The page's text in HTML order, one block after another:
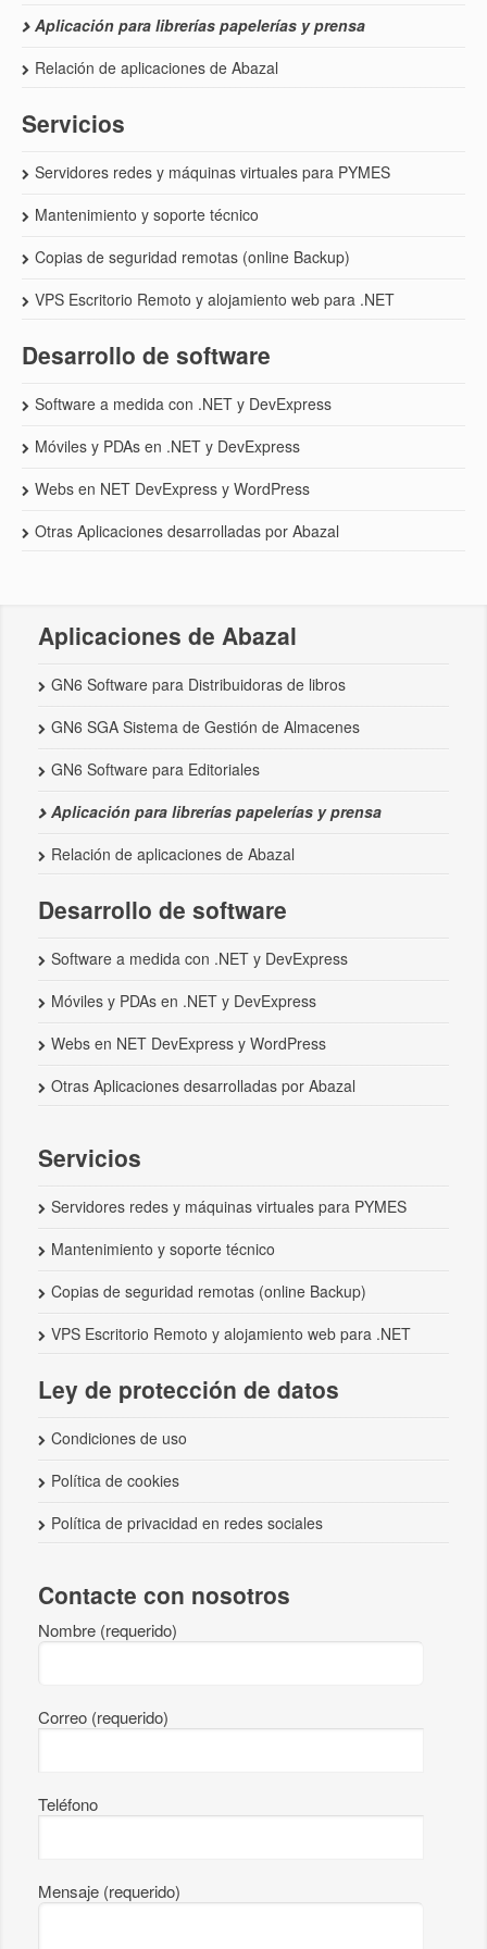
Aplicación para librerías papelerías y prensa
Relación de aplicaciones de Abazal
Servicios
Servidores redes y máquinas virtuales para PYMES
Mantenimiento y soporte técnico
Copias de seguridad remotas (online Backup)
VPS Escritorio Remoto y alojamiento web para .NET
Desarrollo de software
Software a medida con .NET y DevExpress
Móviles y PDAs en .NET y DevExpress
Webs en NET DevExpress y WordPress
Otras Aplicaciones desarrolladas por Abazal
Aplicaciones de Abazal
GN6 Software para Distribuidoras de libros
GN6 SGA Sistema de Gestión de Almacenes
GN6 Software para Editoriales
Aplicación para librerías papelerías y prensa
Relación de aplicaciones de Abazal
Desarrollo de software
Software a medida con .NET y DevExpress
Móviles y PDAs en .NET y DevExpress
Webs en NET DevExpress y WordPress
Otras Aplicaciones desarrolladas por Abazal
Servicios
Servidores redes y máquinas virtuales para PYMES
Mantenimiento y soporte técnico
Copias de seguridad remotas (online Backup)
VPS Escritorio Remoto y alojamiento web para .NET
Ley de protección de datos
Condiciones de uso
Política de cookies
Política de privacidad en redes sociales
Contacte con nosotros
Nombre (requerido)
Correo (requerido)
Teléfono
Mensaje (requerido)